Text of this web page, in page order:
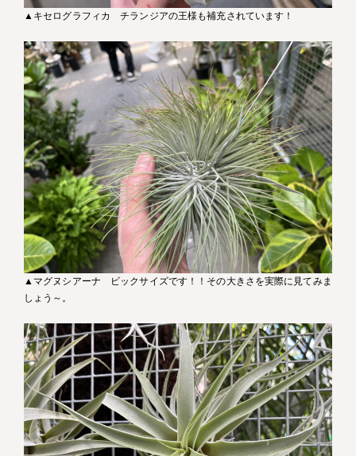
▲キセログラフィカ チランジアの王様も補充されています！
▲マグヌシアーナ ビックサイズです！！その大きさを実際に見てみま
しょう～。